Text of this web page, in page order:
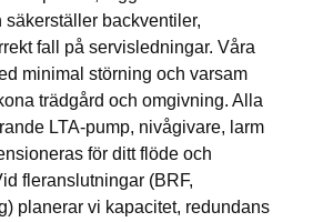
säkerställer backventiler,
fall på servisledningar. Våra
minimal störning och varsam
trädgård och omgivning. Alla
LTA-pump, nivågivare, larm
för ditt flöde och
fleranslutningar (BRF,
planerar vi kapacitet, redundans